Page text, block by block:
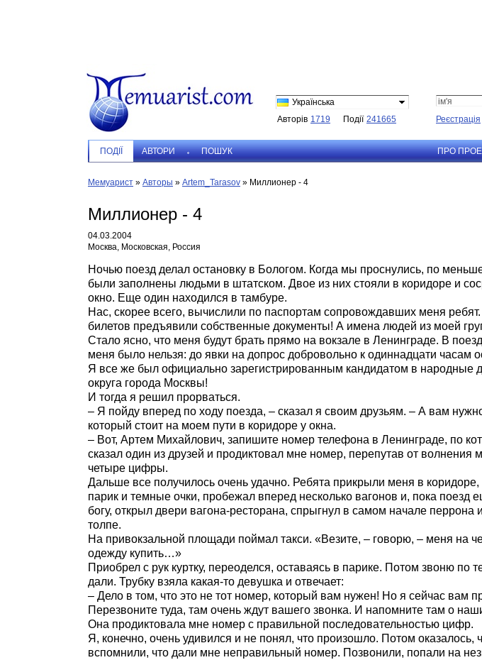
Українська
Авторів 1719 Події 241665 Реєстрація
ПОДIЇ АВТОРИ ПОШУК ПРО
Мемуарист » Авторы » Artem_Tarasov » Миллионер - 4
Миллионер - 4
04.03.2004
Москва, Московская, Россия
Ночью поезд делал остановку в Бологом. Когда мы проснулись, по
были заполнены людьми в штатском. Двое из них стояли в коридоре и
окно. Еще один находился в тамбуре.
Нас, скорее всего, вычислили по паспортам сопровождавших меня
билетов предъявили собственные документы! А имена людей из моей
Стало ясно, что меня будут брать прямо на вокзале в Ленинграде. В
меня было нельзя: до явки на допрос добровольно к одиннадцати часам
Я все же был официально зарегистрированным кандидатом в народные
округа города Москвы!
И тогда я решил прорваться.
– Я пойду вперед по ходу поезда, – сказал я своим друзьям. – А вам
который стоит на моем пути в коридоре у окна.
– Вот, Артем Михайлович, запишите номер телефона в Ленинграде, по
сказал один из друзей и продиктовал мне номер, перепутав от волнения
четыре цифры.
Дальше все получилось очень удачно. Ребята прикрыли меня в
парик и темные очки, пробежал вперед несколько вагонов и, пока поезд
богу, открыл двери вагона-ресторана, спрыгнул в самом начале перрона
толпе.
На привокзальной площади поймал такси. «Везите, – говорю, – меня на
одежду купить…»
Приобрел с рук куртку, переоделся, оставаясь в парике. Потом звоню по
дали. Трубку взяла какая-то девушка и отвечает:
– Дело в том, что это не тот номер, который вам нужен! Но я сейчас вам
Перезвоните туда, там очень ждут вашего звонка. И напомните там о
Она продиктовала мне номер с правильной последовательностью цифр.
Я, конечно, очень удивился и не понял, что произошло. Потом
вспомнили, что дали мне неправильный номер. Позвонили, попали на